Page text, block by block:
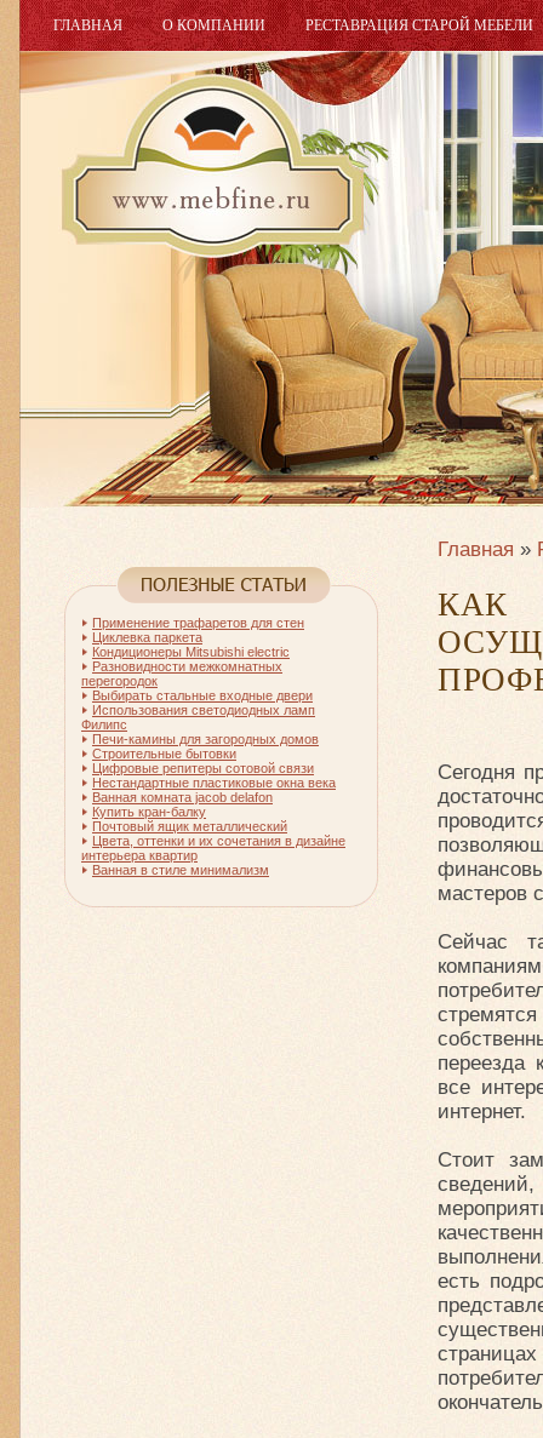
ГЛАВНАЯ О КОМПАНИИ РЕСТАВРАЦИЯ СТАРОЙ МЕБЕЛИ
Главная »
Сегодня
мастеров
Сейчас
переезда
все
интернет.
Стоит
сведений,
есть
Применение трафаретов для стен
Циклевка паркета
Кондиционеры Mitsubishi electric
Разновидности межкомнатных
перегородок
Выбирать стальные входные двери
Использования светодиодных ламп
Филипс
Печи-камины для загородных домов
Строительные бытовки
Цифровые репитеры сотовой связи
Нестандартные пластиковые окна века
Ванная комната jacob delafon
Купить кран-балку
Почтовый ящик металлический
Цвета, оттенки и их сочетания в дизайне
интерьера квартир
Ванная в стиле минимализм